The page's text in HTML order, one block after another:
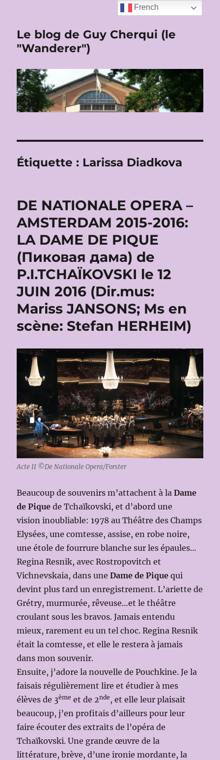
Le blog de Guy Cherqui (le
"Wanderer")
Étiquette : Larissa Diadkova
DE NATIONALE OPERA –
AMSTERDAM 2015-2016:
LA DAME DE PIQUE
(Пиковая дама) de
P.I.TCHAÏKOVSKI le 12
JUIN 2016 (Dir.mus:
Mariss JANSONS; Ms en
scène: Stefan HERHEIM)
Acte II ©De Nationale Opera/Forster
Beaucoup de souvenirs m’attachent à laDame
de Pique de Tchaïkovski, et d’abord une
vision inoubliable: 1978 au Théâtre des Champs
Elysées, une comtesse, assise, en robe noire,
une étole de fourrure blanche sur les épaules…
Regina Resnik, avec Rostropovitch et
Vichnevskaia, dans uneDame de Pique qui
devint plus tard un enregistrement. L’ariette de
Grétry, murmurée, rêveuse…et le théâtre
croulant sous les bravos. Jamais entendu
mieux, rarement eu un tel choc. Regina Resnik
était la comtesse, et elle le restera à jamais
dans mon souvenir.
Ensuite, j’adore la nouvelle de Pouchkine. Je la
faisais régulièrement lire et étudier à mes
élèves de 3ème et de 2nde , et elle leur plaisait
beaucoup, j’en profitais d’ailleurs pour leur
faire écouter des extraits de l’opéra de
Tchaïkovski. Une grande œuvre de la
littérature, brève, d’une ironie mordante, la
French